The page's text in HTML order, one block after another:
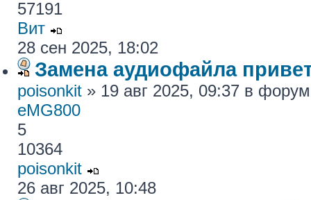
57191
Вит
28 сен 2025, 18:02
Замена аудиофайла
poisonkit » 19 авг 2025, 09:37 в
eMG800
5
10364
poisonkit
26 авг 2025, 10:48